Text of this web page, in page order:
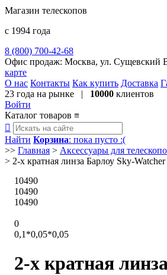
Магазин телескопов
с 1994 года
8 (800) 700-42-68
Офис продаж: Москва, ул. Сущевский
карте
О нас Контакты Как купить Доставка
23 года на рынке | 10000 клиентов
Войти
Каталог товаров ≡

Найти Корзина: пока пусто :(
>> Главная > Аксессуары для
> 2-х кратная линза Барлоу Sky-
10490
10490
10490
0
0,1*0,05*0,05
2-х кратная